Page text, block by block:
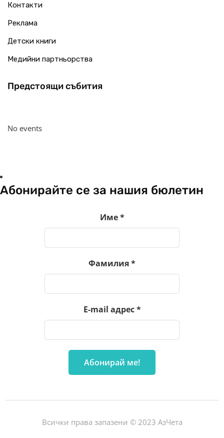
Контакти
Реклама
Детски книги
Медийни партньорства
Предстоящи събития
No events
Абонирайте се за нашия бюлетин
Име*
Фамилия*
E-mail адрес*
Всички права запазени © 2023 АзЧета